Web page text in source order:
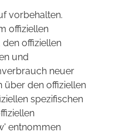
vorbehalten.
offiziellen
offiziellen
und
neuer
über den offiziellen
spezifischen
entnommen